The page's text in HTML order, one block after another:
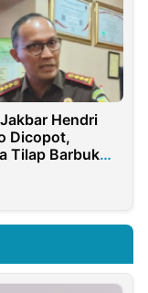
Hendri
Dicopot,
Tilap Barbuk